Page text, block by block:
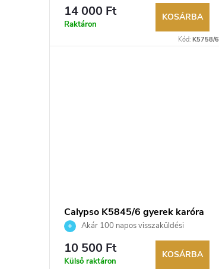
n
14 000 Ft
Raktáron
KOSÁRBA
Kód:K5758/6
Calypso K5845/6 gyerek karóra
Akár 100 napos visszaküldési
lehetőség. Hivatalos márkakereskedő.
10 500 Ft
Külső raktáron
KOSÁRBA